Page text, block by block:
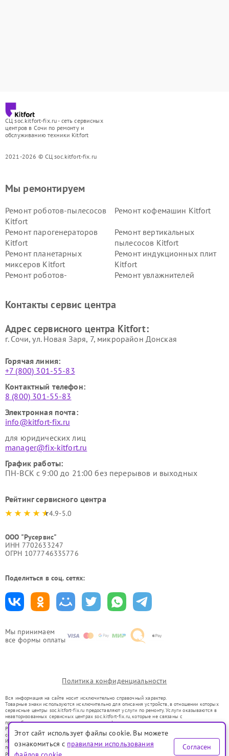
СЦ soc.kitfort-fix.ru - сеть сервисных
центров в Сочи по ремонту и
обслуживанию техники Kitfort
2021-2026 © СЦ soc.kitfort-fix.ru
Мы принимаем
все формы оплаты
Мы ремонтируем
Ремонт роботов-пылесосов
Kitfort
Ремонт кофемашин Kitfort
Ремонт парогенераторов
Kitfort
Ремонт вертикальных
пылесосов Kitfort
Ремонт планетарных
миксеров Kitfort
Ремонт индукционных плит
Kitfort
Ремонт роботов-
Ремонт увлажнителей
Kitfort
Kitfort
Kitfort
Kitfort
Контакты сервис центра
Адрес сервисного центра Kitfort:
г. Сочи, ул. Новая Заря, 7, микрорайон Донская
Горячая линия:
+7 (800) 301-55-83
Контактный телефон:
8 (800) 301-55-83
Электронная почта:
info@kitfort-fix.ru
для юридических лиц
manager@fix-kitfort.ru
График работы:
ПН-ВСК с 9:00 до 21:00 без перерывов и выходных
Рейтинг сервисного центра
4.9-5.0
ООО "Русервис"
ИНН 7702633247
ОГРН 1077746335776
Поделиться в соц. сетях:
Политика конфиденциальности
Вся информация на сайте носит исключительно справочный характер.
Товарные знаки используются исключительно для описания устройств, в отношении которых
сервисные центры soc.kitfort-fix.ru предоставляют услуги по ремонту. Услуги оказываются в
неавторизованных сервисных центрах soc.kitfort-fix.ru, которые не связаны с
правообладателями товарных знаков или их официальными представителями.
Ремонт осуществляется для устройств, уже введенных в гражданский оборот в соответствии
со статьей 1487 ГК РФ.
Использование товарных знаков не преследует цели индивидуализации услуг или введения
потребителей в заблуждение, а служит для информирования о предоставляемых услугах по
ремонту техники указанных брендов.
Этот сайт использует файлы cookie. Вы можете
ознакомиться с правилами использования
Согласен